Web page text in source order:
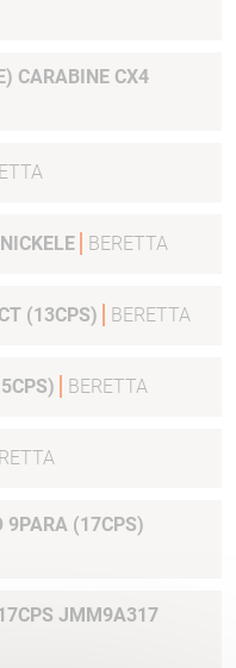
CARABINE CX4
BERETTA
(13CPS) BERETTA
BERETTA
9PARA (17CPS)
JMM9A317